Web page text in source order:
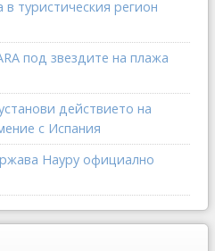
туристическия регион
под звездите на плажа
действието на
с Испания
Науру официално